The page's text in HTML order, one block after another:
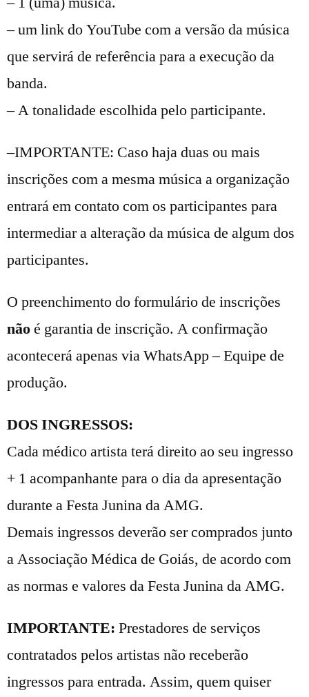
– um link do YouTube com a versão da música
que servirá de referência para a execução da
banda.
– A tonalidade escolhida pelo participante.
–IMPORTANTE: Caso haja duas ou mais
inscrições com a mesma música a organização
entrará em contato com os participantes para
intermediar a alteração da música de algum dos
participantes.
O preenchimento do formulário de inscrições
nãoé garantia de inscrição. A confirmação
acontecerá apenas via WhatsApp – Equipe de
produção.
DOS INGRESSOS:
Cada médico artista terá direito ao seu ingresso
+ 1 acompanhante para o dia da apresentação
durante a Festa Junina da AMG.
Demais ingressos deverão ser comprados junto
a Associação Médica de Goiás, de acordo com
as normas e valores da Festa Junina da AMG.
IMPORTANTE: Prestadores de serviços
contratados pelos artistas não receberão
ingressos para entrada. Assim, quem quiser